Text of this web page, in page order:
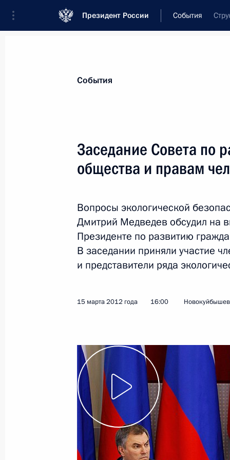
Президент России События
Новости
Послания Федеральному Собранию
Заявления по важнейшим вопросам
Речи и обращения
21 марта 2012 года, среда
21 марта 2012 года, 15:10 Владимирская
Рабочая встреча с губернатором
Николаем Виноградовым
21 марта 2012 года, 15:00 Владимирская
События
Заседание Совета по
общества и правам
Вопросы экологической
Дмитрий Медведев обсудил на
Президенте по развитию
В заседании приняли участие
и представители ряда
15 марта 2012 года 16:00